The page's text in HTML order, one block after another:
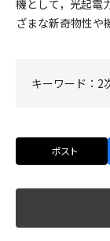
機として，光起電
ざまな新奇物性や
キーワード： 2
ポスト